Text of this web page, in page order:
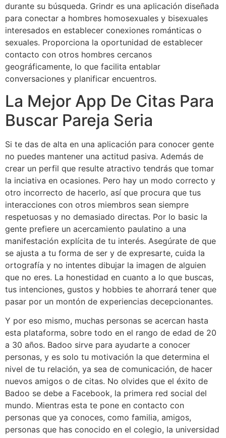
durante su búsqueda. Grindr es una aplicación diseñada
para conectar a hombres homosexuales y bisexuales
interesados en establecer conexiones románticas o
sexuales. Proporciona la oportunidad de establecer
contacto con otros hombres cercanos
geográficamente, lo que facilita entablar
conversaciones y planificar encuentros.
La Mejor App De Citas Para
Buscar Pareja Seria
Si te das de alta en una aplicación para conocer gente
no puedes mantener una actitud pasiva. Además de
crear un perfil que resulte atractivo tendrás que tomar
la inciativa en ocasiones. Pero hay un modo correcto y
otro incorrecto de hacerlo, así que procura que tus
interacciones con otros miembros sean siempre
respetuosas y no demasiado directas. Por lo basic la
gente prefiere un acercamiento paulatino a una
manifestación explícita de tu interés. Asegúrate de que
se ajusta a tu forma de ser y de expresarte, cuida la
ortografía y no intentes dibujar la imagen de alguien
que no eres. La honestidad en cuanto a lo que buscas,
tus intenciones, gustos y hobbies te ahorrará tener que
pasar por un montón de experiencias decepcionantes.
Y por eso mismo, muchas personas se acercan hasta
esta plataforma, sobre todo en el rango de edad de 20
a 30 años. Badoo sirve para ayudarte a conocer
personas, y es solo tu motivación la que determina el
nivel de tu relación, ya sea de comunicación, de hacer
nuevos amigos o de citas. No olvides que el éxito de
Badoo se debe a Facebook, la primera red social del
mundo. Mientras esta te pone en contacto con
personas que ya conoces, como familia, amigos,
personas que has conocido en el colegio, la universidad